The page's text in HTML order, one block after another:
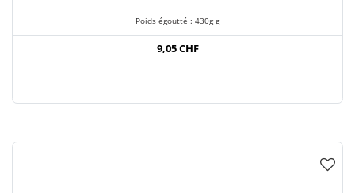
Poids égoutté : 430g g
9,05 CHF